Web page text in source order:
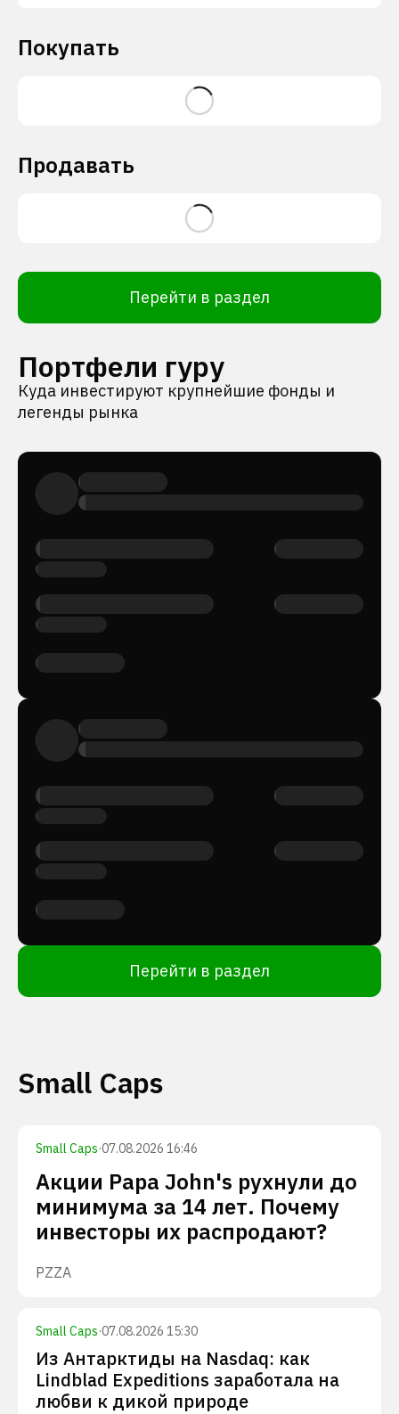
Покупать
Продавать
Перейти в раздел
Портфели гуру
Куда инвестируют крупнейшие фонды и
легенды рынка
Перейти в раздел
Small Caps
Small Caps·07.08.2026 16:46
Акции Papa John's рухнули до
минимума за 14 лет. Почему
инвесторы их распродают?
PZZA
Small Caps·07.08.2026 15:30
Из Антарктиды на Nasdaq: как
Lindblad Expeditions заработала на
любви к дикой природе